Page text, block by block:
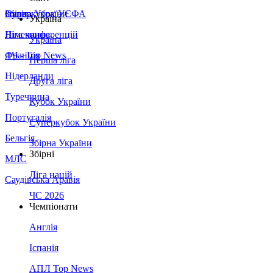
Збірна України
Італія
Німеччина
Франція
Нідерланди
Туреччина
Португалія
Бельгія
МЛС
Саудівська Аравія
Суперкубок УЄФА
Ліга конференцій
ЛЧ - Top News
Україна
Україна
Перша ліга
Друга ліга
Кубок України
Суперкубок України
Збірна України
Збірні
Ліга націй
ЧС 2026
Чемпіонати
Англія
Іспанія
АПЛ Top News